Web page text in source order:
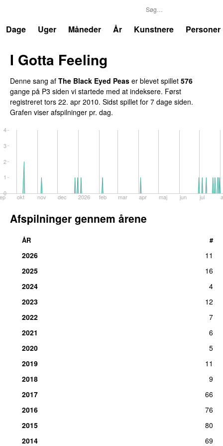
Dage
Uger Måneder År Kunstnere Personer
I Gotta Feeling
Denne sang af The Black Eyed Peas er blevet spillet 576
gange på P3 siden vi startede med at indeksere. Først
registreret tors 22. apr 2010. Sidst spillet for 7 dage siden.
Grafen viser afspilninger pr. dag.
okt nov dec 2026 feb mar apr maj jun jul
0
1
2
3
4
Afspilninger gennem årene
ÅR #
2026
11
2025
16
2024
4
2023
12
2022
7
2021
6
2020
5
2019
11
2018
9
2017
66
2016
76
2015
80
2014
69